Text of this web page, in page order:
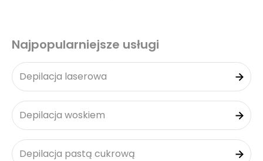
Najpopularniejsze usługi
Depilacja laserowa
Depilacja woskiem
Depilacja pastą cukrową